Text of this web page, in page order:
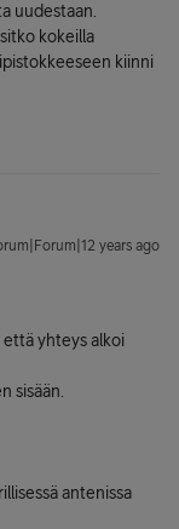
uudestaan.
kokeilla
kiinni
years ago
yhteys alkoi
sisään.
antenissa